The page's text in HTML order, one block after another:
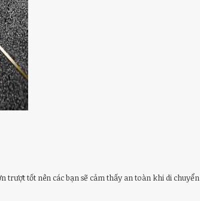
tốt nên các bạn sẽ cảm thấy an toàn khi di